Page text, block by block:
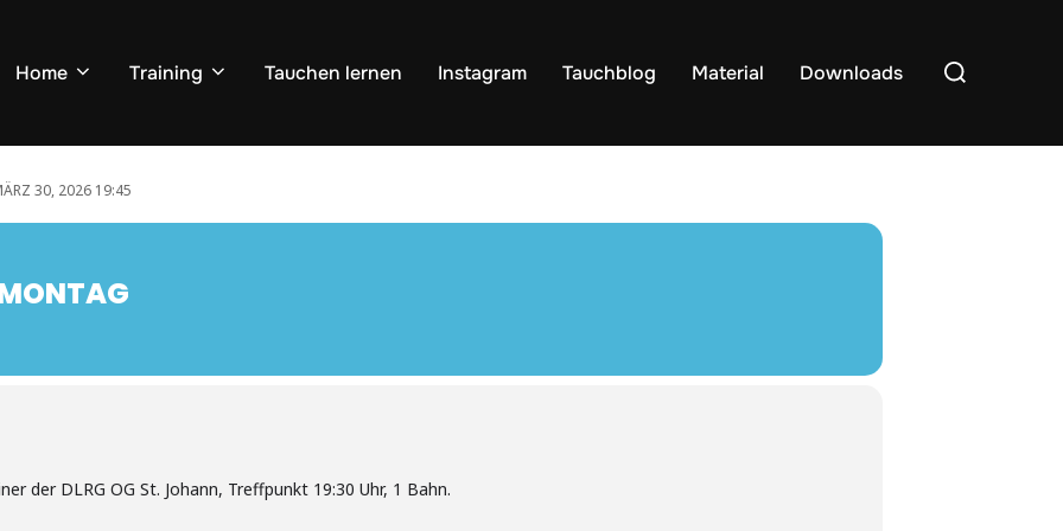
Home Training Tauchen lernen Instagram Tauchblog Material Downloads
Suchen
nach:
30, 2026 19:45
der DLRG OG St. Johann, Treffpunkt 19:30 Uhr, 1 Bahn.